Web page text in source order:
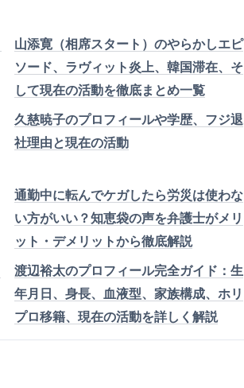
山添寛（相席スタート）のやらかしエピ
ソード、ラヴィット炎上、韓国滞在、そ
して現在の活動を徹底まとめ一覧
久慈暁子のプロフィールや学歴、フジ退
社理由と現在の活動
通勤中に転んでケガしたら労災は使わな
い方がいい？知恵袋の声を弁護士がメリ
ット・デメリットから徹底解説
渡辺裕太のプロフィール完全ガイド：生
年月日、身長、血液型、家族構成、ホリ
プロ移籍、現在の活動を詳しく解説